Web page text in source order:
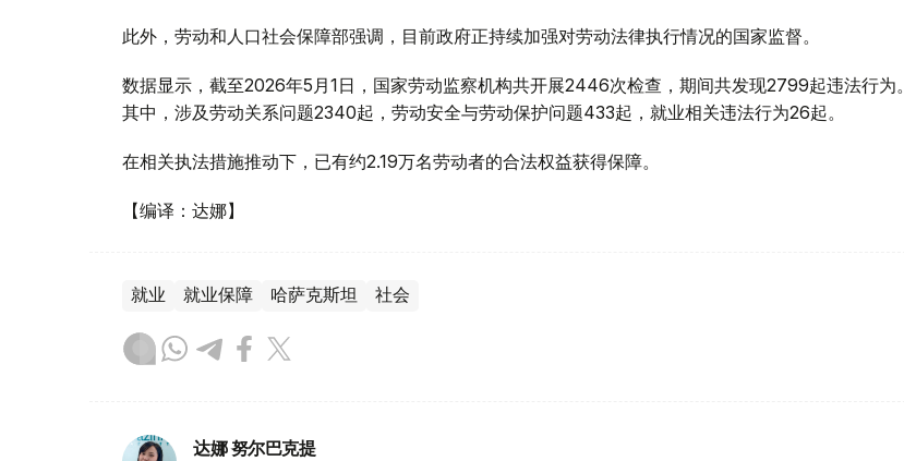
此外，劳动和人口社会保障部强调，目前政府正持续加强对劳动法律执行情况的国家监督。
数据显示，截至2026年5月1日，国家劳动监察机构共开展2446次检查，期间共发现2799起违法行为。
其中，涉及劳动关系问题2340起，劳动安全与劳动保护问题433起，就业相关违法行为26起。
在相关执法措施推动下，已有约2.19万名劳动者的合法权益获得保障。
【编译：达娜】
就业 就业保障 哈萨克斯坦 社会
达娜 努尔巴克提